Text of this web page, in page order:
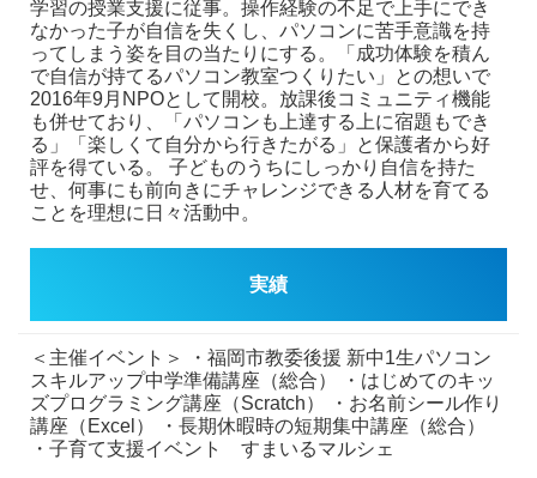
学習の授業支援に従事。操作経験の不足で上手にでき
なかった子が自信を失くし、パソコンに苦手意識を持
ってしまう姿を目の当たりにする。「成功体験を積ん
で自信が持てるパソコン教室つくりたい」との想いで
2016年9月NPOとして開校。放課後コミュニティ機能
も併せており、「パソコンも上達する上に宿題もでき
る」「楽しくて自分から行きたがる」と保護者から好
評を得ている。
子どものうちにしっかり自信を持た
せ、何事にも前向きにチャレンジできる人材を育てる
ことを理想に日々活動中。
実績
＜主催イベント＞
・福岡市教委後援 新中1生パソコン
スキルアップ中学準備講座（総合）
・はじめてのキッ
ズプログラミング講座（Scratch）
・お名前シール作り
講座（Excel）
・長期休暇時の短期集中講座（総合）
・子育て支援イベント すまいるマルシェ